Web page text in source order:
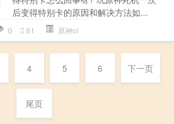
后变得特别卡的原因和解决方法如...
0 61 原神ol
4 5 6 下一页
尾页